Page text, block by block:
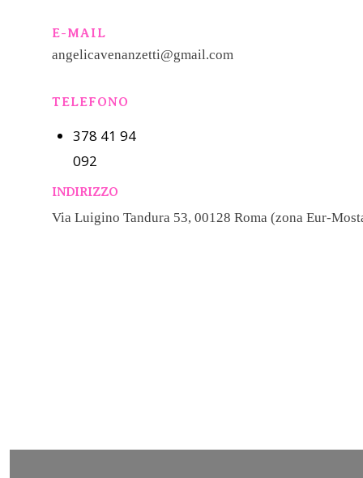
E-MAIL
angelicavenanzetti@gmail.com
TELEFONO
378 41 94
092
INDIRIZZO
Via Luigino Tandura 53, 00128 Roma (zona Eur-